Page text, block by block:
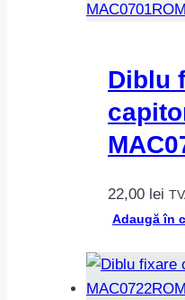
Diblu
22,00 lei
Adaugă în